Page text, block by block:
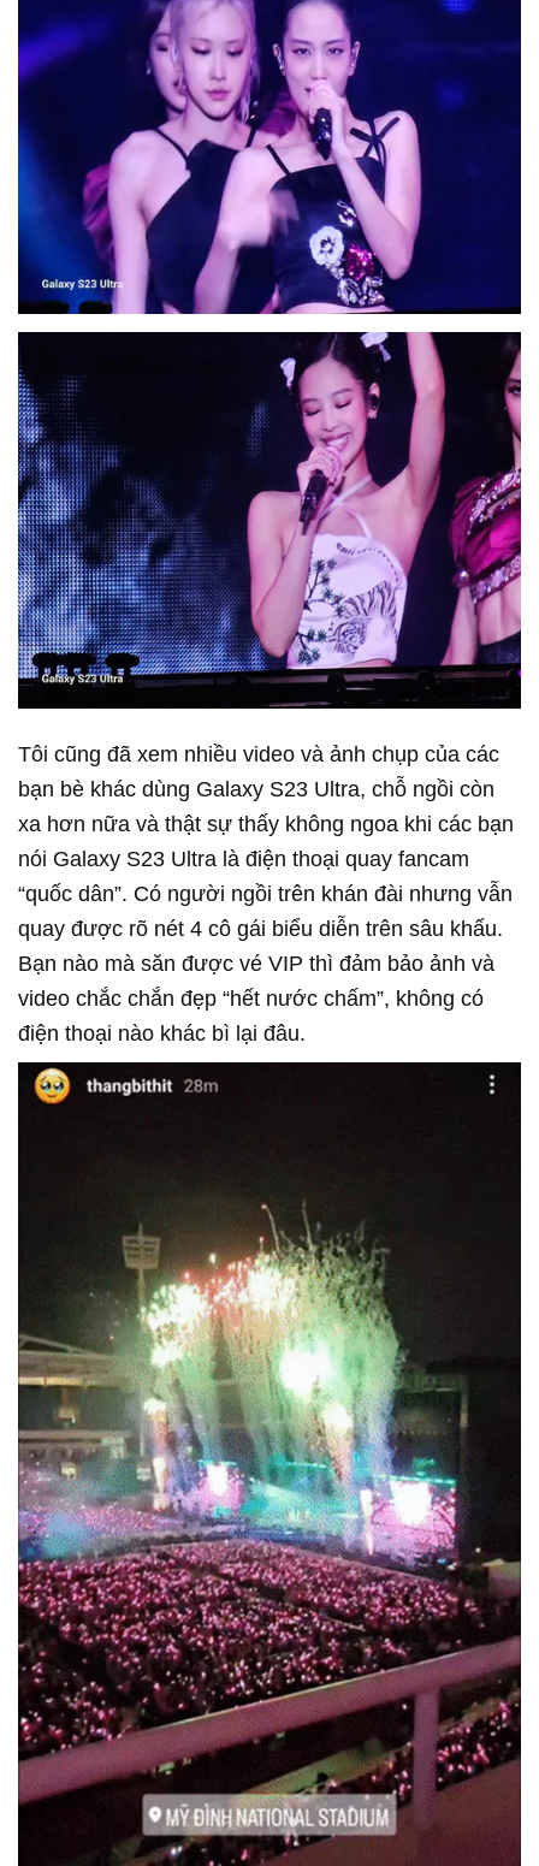
Tôi cũng đã xem nhiều video và ảnh chụp của các
bạn bè khác dùng Galaxy S23 Ultra, chỗ ngồi còn
xa hơn nữa và thật sự thấy không ngoa khi các bạn
nói Galaxy S23 Ultra là điện thoại quay fancam
“quốc dân”. Có người ngồi trên khán đài nhưng vẫn
quay được rõ nét 4 cô gái biểu diễn trên sâu khấu.
Bạn nào mà săn được vé VIP thì đảm bảo ảnh và
video chắc chắn đẹp “hết nước chấm”, không có
điện thoại nào khác bì lại đâu.